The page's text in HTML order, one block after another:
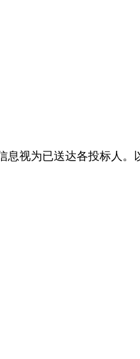
视为已送达各投标人。